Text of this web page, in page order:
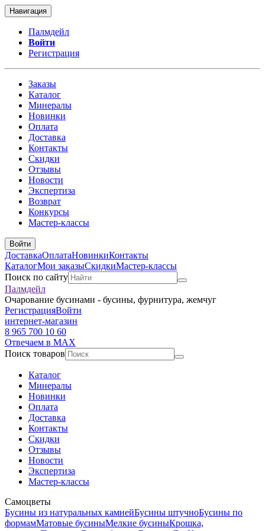
Навигация
Палмдейл
Войти
Регистрация
Заказы
Каталог
Минералы
Новинки
Оплата
Доставка
Контакты
Скидки
Отзывы
Новости
Экспертиза
Возврат
Конкурсы
Мастер-классы
Войти
ДоставкаОплатаНовинкиКонтакты
КаталогМои заказыСкидкиМастер-классы
Поиск по сайту
Палмдейл
Очарование бусинами - бусины, фурнитура, жемчуг
РегистрацияВойти
интернет-магазин
8 965 700 10 60
Отвечаем в MAX
Поиск товаров
Каталог
Минералы
Новинки
Оплата
Доставка
Контакты
Скидки
Отзывы
Новости
Экспертиза
Мастер-классы
Самоцветы
Бусины из натуральных камнейБусины штучноБусины по
формамМатовые бусиныМелкие бусиныКрошка,